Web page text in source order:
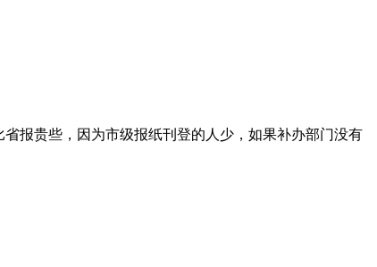
报贵些，因为市级报纸刊登的人少，如果补办部门没有